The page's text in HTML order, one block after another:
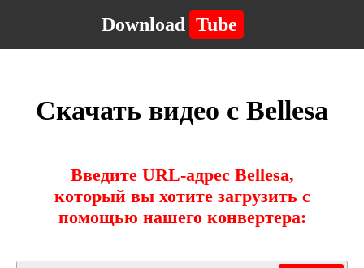
Download Tube
Скачать видео с Bellesa
Введите URL-адрес Bellesa,
который вы хотите загрузить с
помощью нашего конвертера: